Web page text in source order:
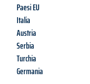
Paesi EU
Italia
Austria
Serbia
Turchia
Germania